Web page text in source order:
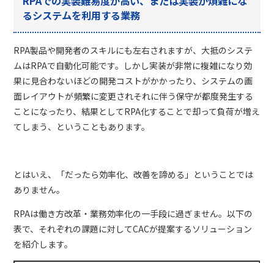
るシステムを利用する業務
RPA製品や開発者のスキルにも左右されますが、大抵のシステ
ムはRPAで自動化可能です。しかし実装が非常に複雑になり効
果に見合わないほどの開発コストがかかったり、システムの画
面レイアウトが頻繁に変更されそれに伴う保守が都度発生する
ことになったり、結果としてRPA化することで却って負荷が増え
てしまう、ということもあります。
とはいえ、「だったら効率化、改善を諦める」ということでは
ありません。
RPAは働き方改革・業務効率化の一手段に過ぎません。以下の
表で、それぞれの課題に対してCACが提案するソリューション
を紹介します。